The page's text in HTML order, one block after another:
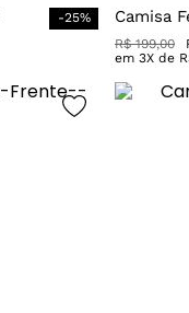
-25%
Camisa
R$ 199,00
em 3X de